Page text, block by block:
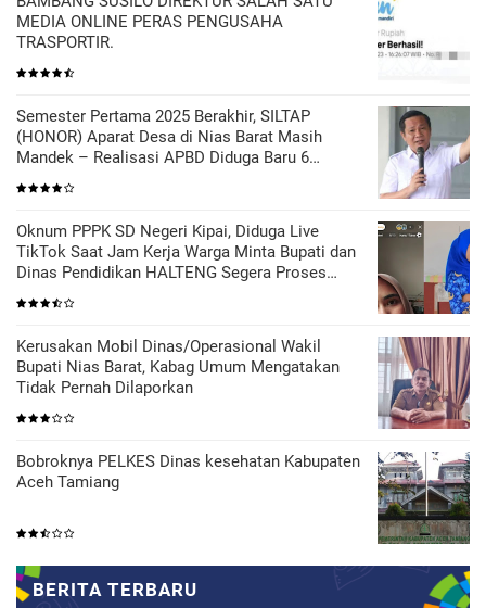
MEDIA ONLINE PERAS PENGUSAHA
TRASPORTIR.
Semester Pertama 2025 Berakhir, SILTAP
(HONOR) Aparat Desa di Nias Barat Masih
Mandek – Realisasi APBD Diduga Baru 6
Persen
Oknum PPPK SD Negeri Kipai, Diduga Live
TikTok Saat Jam Kerja Warga Minta Bupati dan
Dinas Pendidikan HALTENG Segera Proses
Sesuai Hukum
Kerusakan Mobil Dinas/Operasional Wakil
Bupati Nias Barat, Kabag Umum Mengatakan
Tidak Pernah Dilaporkan
Bobroknya PELKES Dinas kesehatan Kabupaten
Aceh Tamiang